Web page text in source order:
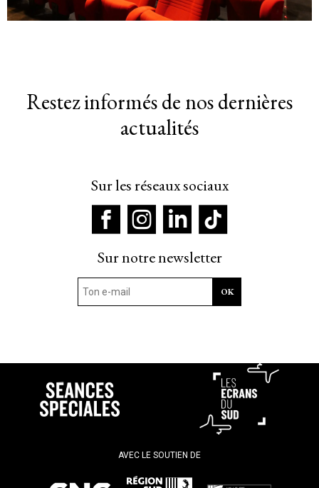
Restez informés de nos dernières
actualités
Sur les réseaux sociaux
Sur notre newsletter
AVEC LE SOUTIEN DE